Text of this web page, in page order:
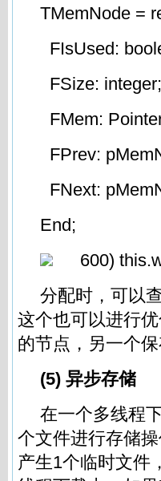
TMemNode =
FIsUsed:
FSize:
FMem:
FPrev:
FNext:
End;
600)
分配时，可以
这个也可以进行
的节点，另一个
(5) 异步存储
在一个多线程
个文件进行存储
产生1个临时文件